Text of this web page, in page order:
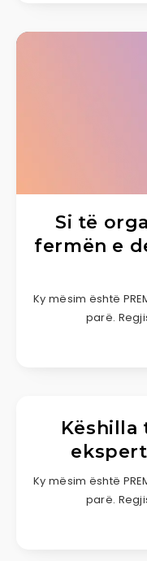
Si të
fermën e
Ky mësim është
parë.
Këshilla
Ky mësim është
parë.